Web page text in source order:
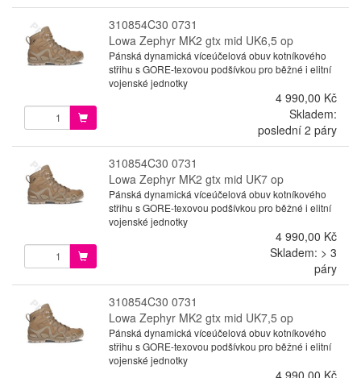
310854C30 0731
Lowa Zephyr MK2 gtx mid UK6,5 op
Pánská dynamická víceúčelová obuv kotníkového
střihu s GORE-texovou podšívkou pro běžné i elitní
vojenské jednotky
4 990,00 Kč
Skladem:
poslední 2 páry
310854C30 0731
Lowa Zephyr MK2 gtx mid UK7 op
Pánská dynamická víceúčelová obuv kotníkového
střihu s GORE-texovou podšívkou pro běžné i elitní
vojenské jednotky
4 990,00 Kč
Skladem: > 3
páry
310854C30 0731
Lowa Zephyr MK2 gtx mid UK7,5 op
Pánská dynamická víceúčelová obuv kotníkového
střihu s GORE-texovou podšívkou pro běžné i elitní
vojenské jednotky
4 990,00 Kč